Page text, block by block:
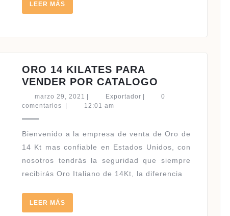
LEER MÁS
MÁS
ORO 14 KILATES PARA
VENDER POR CATALOGO
14
VENDER
POR
marzo 29, 2021 marzo
29,
ExportadorExportador
0
comentarios
12:01 am
Bienvenido a la empresa de venta de Oro de
14 Kt mas confiable en Estados Unidos, con
nosotros tendrás la seguridad que siempre
recibirás Oro Italiano de 14Kt, la diferencia
LEER MÁS
MÁS